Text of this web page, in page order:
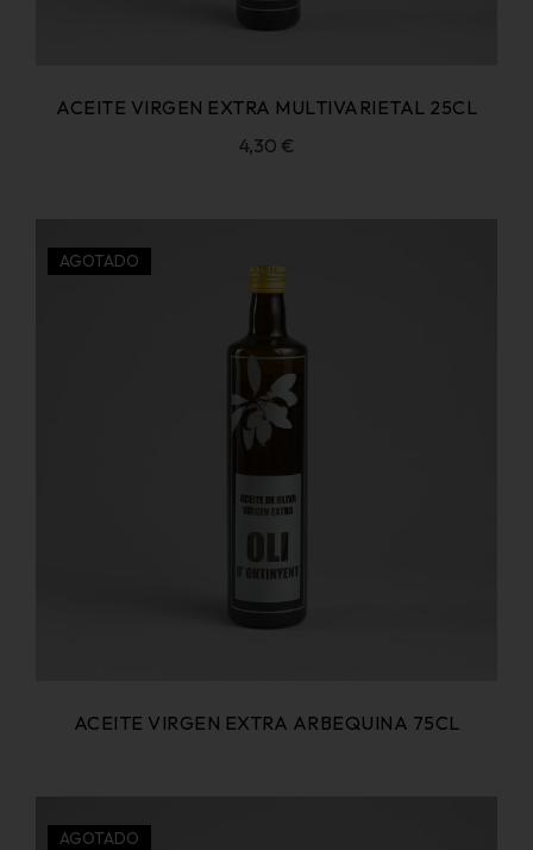
ACEITE VIRGEN EXTRA MULTIVARIETAL 25CL
4,30 €
AGOTADO
ACEITE VIRGEN EXTRA ARBEQUINA 75CL
AGOTADO